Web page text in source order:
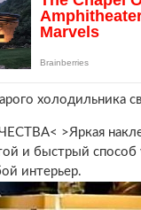
холодильника
>Яркая
и быстрый способ
интерьер.